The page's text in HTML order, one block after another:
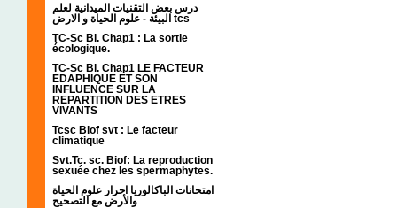
درس بعض التقنيات الميدانية لعلم
البيئة - علوم الحياة و الارض tcs
TC-Sc Bi. Chap1 : La sortie
écologique.
TC-Sc Bi. Chap1 LE FACTEUR
EDAPHIQUE ET SON
INFLUENCE SUR LA
REPARTITION DES ETRES
VIVANTS
Tcsc Biof svt : Le facteur
climatique
Svt.Tc. sc. Biof: La reproduction
sexuée chez les spermaphytes.
امتحانات الباكالوريا احرار علوم الحياة
والأرض مع التصحيح